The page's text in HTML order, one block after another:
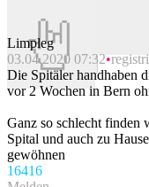
Beitrag melden
Limpleg
03.04.2020 07:32
Die Spitäler handhaben
vor 2 Wochen in Bern
Ganz so schlecht finden
Spital und auch zu
gewöhnen
16416